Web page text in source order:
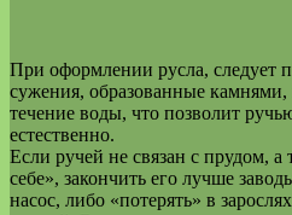
При оформлении русла, следует
сужения, образованные
течение воды, что позволит
естественно.
Если ручей не связан с прудом, а
себе», закончить его лучше
насос, либо «потерять» в